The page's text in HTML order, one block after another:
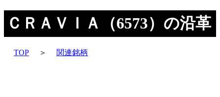
ＣＲＡＶＩＡ（6573）の沿革
TOP ＞ 関連銘柄